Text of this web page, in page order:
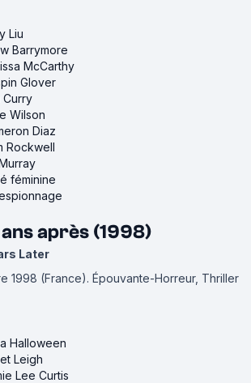
Liu
Barrymore
McCarthy
Glover
Curry
Wilson
Diaz
Rockwell
féminine
après (1998)
Later
1998 (France). Épouvante-Horreur, Thriller
Halloween
Leigh
Lee Curtis